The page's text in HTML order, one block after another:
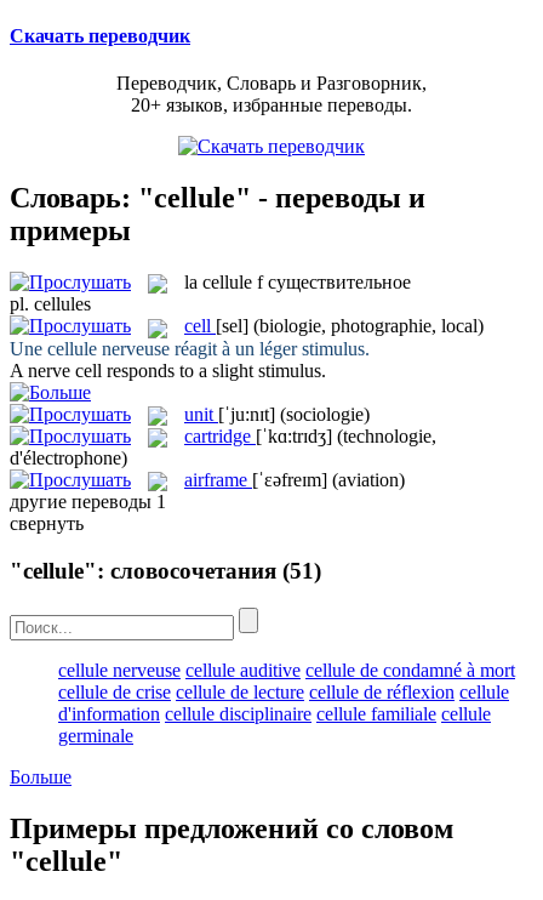
Скачать переводчик
Переводчик, Словарь и Разговорник,
20+ языков, избранные переводы.
Словарь: "cellule" - переводы и
примеры
la cellule f существительное
pl. cellules
cell [sel] (biologie, photographie, local)
Une cellule nerveuse réagit à un léger stimulus.
A nerve cell responds to a slight stimulus.
unit [ˈju:nɪt] (sociologie)
cartridge [ˈkɑ:trɪdʒ] (technologie,
d'électrophone)
airframe [ˈɛəfreɪm] (aviation)
другие переводы 1
свернуть
"cellule": словосочетания (51)
cellule nerveuse cellule auditive cellule de condamné à mort
cellule de crise cellule de lecture cellule de réflexion cellule
d'information cellule disciplinaire cellule familiale cellule
germinale
Больше
Примеры предложений со словом
"cellule"